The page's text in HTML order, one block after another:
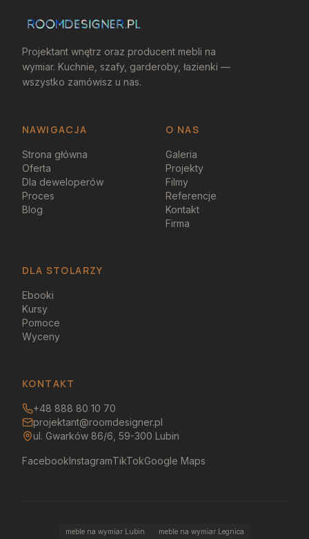
Projektant wnętrz oraz producent mebli na
wymiar. Kuchnie, szafy, garderoby, łazienki —
wszystko zamówisz u nas.
NAWIGACJA O NAS
Strona główna
Oferta
Dla deweloperów
Proces
Blog
Galeria
Projekty
Filmy
Referencje
Kontakt
Firma
DLA STOLARZY
Ebooki
Kursy
Pomoce
Wyceny
KONTAKT
+48 888 80 10 70
projektant@roomdesigner.pl
ul. Gwarków 86/6, 59-300 Lubin
FacebookInstagramTikTokGoogle Maps
meble na wymiar Lubin
meble na wymiar Legnica